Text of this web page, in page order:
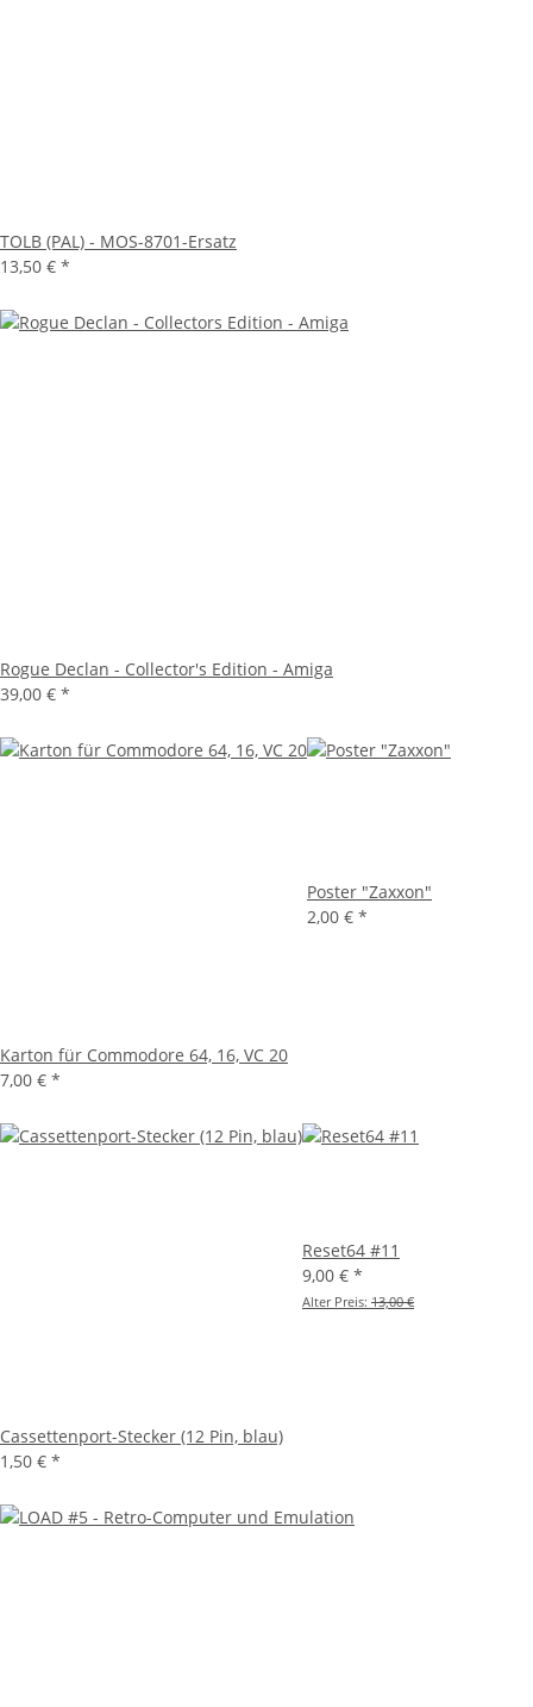
TOLB (PAL) - MOS-8701-Ersatz
13,50 € *
Rogue Declan - Collector's Edition - Amiga
39,00 € *
Karton für Commodore 64, 16, VC 20
7,00 € *
Poster "Zaxxon"
2,00 € *
Cassettenport-Stecker (12 Pin, blau)
1,50 € *
Reset64 #11
9,00 € *
Alter Preis: 13,00 €